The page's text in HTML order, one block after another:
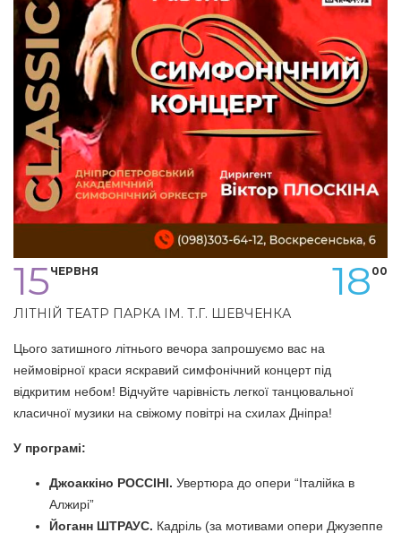
15 ЧЕРВНЯ 00
18
ЛІТНІЙ ТЕАТР ПАРКА ІМ. Т.Г. ШЕВЧЕНКА
Цього затишного літнього вечора запрошуємо вас на
неймовірної краси яскравий симфонічний концерт під
відкритим небом! Відчуйте чарівність легкої танцювальної
класичної музики на свіжому повітрі на схилах Дніпра!
У програмі:
Джоаккіно РОССІНІ. Увертюра до опери “Італійка в
Алжирі”
Йоганн ШТРАУС. Кадріль (за мотивами опери Джузеппе